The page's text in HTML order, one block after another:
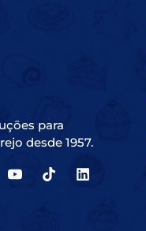
para
desde 1957.